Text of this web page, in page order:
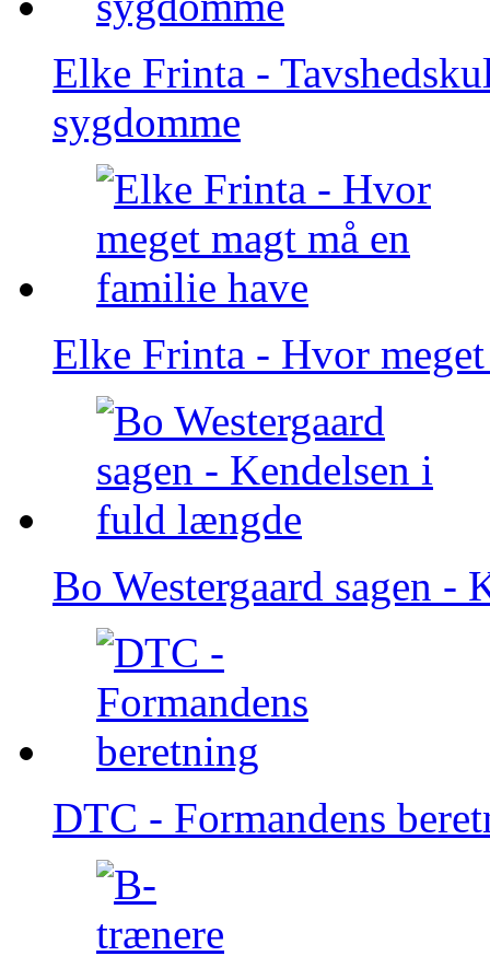
Elke Frinta -
sygdomme
Elke Frinta - Hvor
Bo Westergaard sagen
DTC - Formandens